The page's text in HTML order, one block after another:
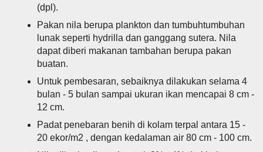
(dpl).
Pakan nila berupa plankton dan tumbuhtumbuhan
lunak seperti hydrilla dan ganggang sutera. Nila
dapat diberi makanan tambahan berupa pakan
buatan.
Untuk pembesaran, sebaiknya dilakukan selama 4
bulan - 5 bulan sampai ukuran ikan mencapai 8 cm -
12 cm.
Padat penebaran benih di kolam terpal antara 15 -
20 ekor/m2 , dengan kedalaman air 80 cm - 100 cm.